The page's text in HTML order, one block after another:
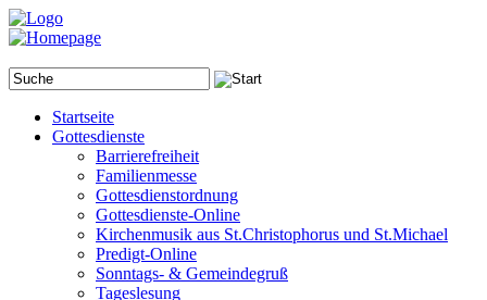
Startseite
Gottesdienste
Barrierefreiheit
Familienmesse
Gottesdienstordnung
Gottesdienste-Online
Kirchenmusik aus St.Christophorus und St.Michael
Predigt-Online
Sonntags- & Gemeindegruß
Tageslesung